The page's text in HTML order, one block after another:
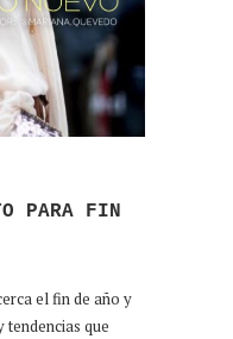
PARA FIN
el fin de año y
que